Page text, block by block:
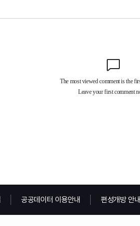
공공데이터 이용안내 편성개방 안내